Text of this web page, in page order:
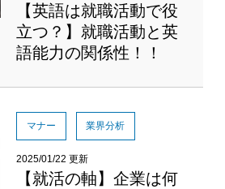
【英語は就職活動で役
立つ？】就職活動と英
語能力の関係性！！
マナー 業界分析
2025/01/22 更新
【就活の軸】企業は何